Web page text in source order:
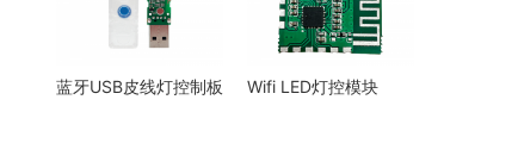
蓝牙USB皮线灯控制板 Wifi LED灯控模块